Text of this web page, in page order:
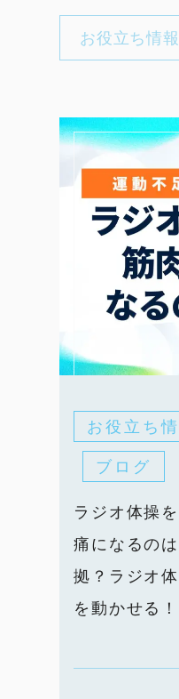
お役立ち情報
お役立ち
ブログ
ラジオ体操
痛になるの
拠？ラジオ
を動かせる！